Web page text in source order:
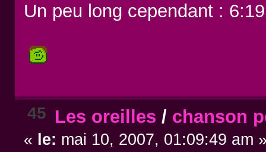
Un peu long cependant :
45 Les oreilles / chanson
« le: mai 10, 2007, 01:09:49 am